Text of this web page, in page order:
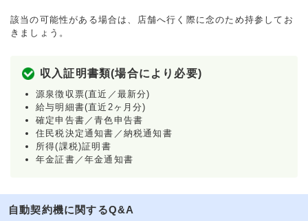
該当の可能性がある場合は、店舗へ行く際に念のため持参してお
きましょう。
収入証明書類(場合により必要)
源泉徴収票(直近／最新分)
給与明細書(直近2ヶ月分)
確定申告書／青色申告書
住民税決定通知書／納税通知書
所得(課税)証明書
年金証書／年金通知書
自動契約機に関するQ&A